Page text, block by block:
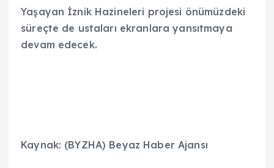
Yaşayan İznik Hazineleri projesi önümüzdeki
süreçte de ustaları ekranlara yansıtmaya
devam edecek.
Kaynak: (BYZHA) Beyaz Haber Ajansı